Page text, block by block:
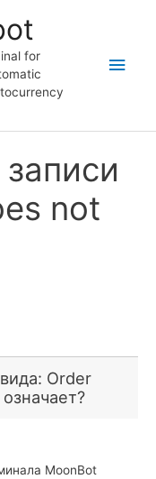
for
Main
not
Order
MoonBot